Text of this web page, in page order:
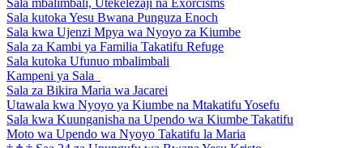
Sala kutoka Yesu Bwana Punguza Enoch
Sala kwa Ujenzi Mpya wa Nyoyo za Kiumbe
Sala za Kambi ya Familia Takatifu Refuge
Sala kutoka Ufunuo mbalimbali
Kampeni ya Sala
Sala za Bikira Maria wa Jacarei
Utawala kwa Nyoyo ya Kiumbe na Mtakatifu Yosefu
Sala kwa Kuunganisha na Upendo wa Kiumbe Takatifu
Moto wa Upendo wa Nyoyo Takatifu la Maria